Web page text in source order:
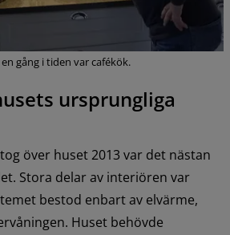
gång i tiden var cafékök.
ursprungliga
över huset 2013 var det nästan
Stora delar av interiören var
bestod enbart av elvärme,
Huset behövde